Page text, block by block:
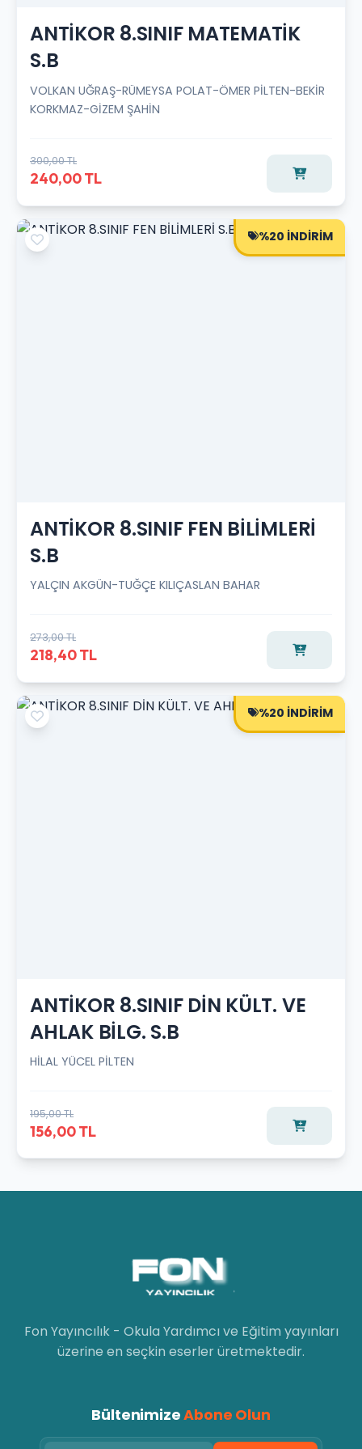
ANTİKOR 8.SINIF MATEMATİK
S.B
VOLKAN UĞRAŞ-RÜMEYSA POLAT-ÖMER PİLTEN-BEKİR
KORKMAZ-GİZEM ŞAHİN
300,00 TL
240,00 TL
%20 İNDİRİM
ANTİKOR 8.SINIF FEN BİLİMLERİ
S.B
YALÇIN AKGÜN-TUĞÇE KILIÇASLAN BAHAR
273,00 TL
218,40 TL
%20 İNDİRİM
ANTİKOR 8.SINIF DİN KÜLT. VE
AHLAK BİLG. S.B
HİLAL YÜCEL PİLTEN
195,00 TL
156,00 TL
Fon Yayıncılık - Okula Yardımcı ve Eğitim yayınları
üzerine en seçkin eserler üretmektedir.
BültenimizeAbone Olun